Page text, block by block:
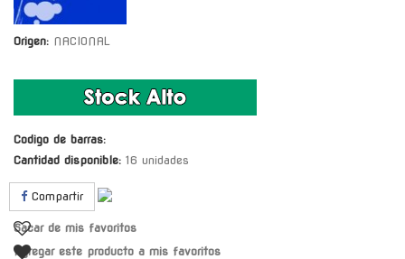
Origen: NACIONAL
Codigo de barras:
Cantidad disponible: 16 unidades
Compartir
Sacar de mis favoritos
Agregar este producto a mis favoritos